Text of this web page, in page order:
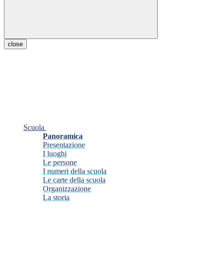
close
Scuola
Panoramica
Presentazione
I luoghi
Le persone
I numeri della scuola
Le carte della scuola
Organizzazione
La storia